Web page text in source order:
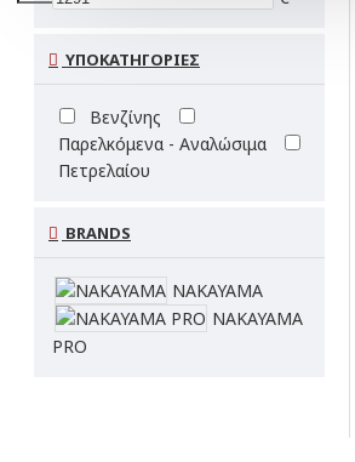
ΥΠΟΚΑΤΗΓΟΡΙΕΣ
Βενζίνης
Παρελκόμενα - Αναλώσιμα
Πετρελαίου
BRANDS
NAKAYAMA
NAKAYAMA
PRO